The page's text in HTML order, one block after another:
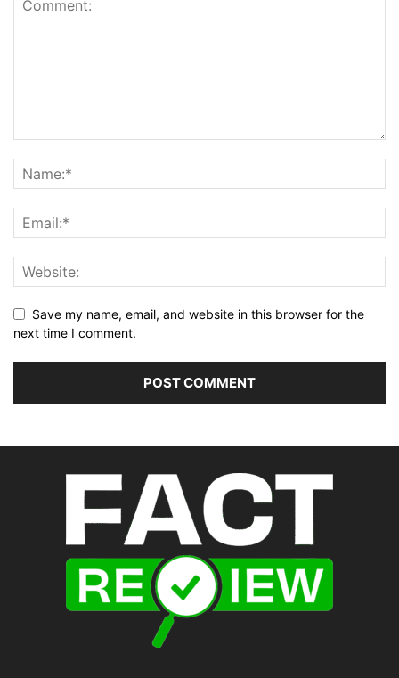
Save my name, email, and website in this browser for the
next time I comment.